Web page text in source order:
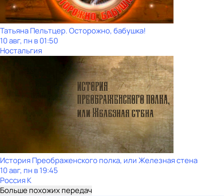
Татьяна Пельтцер. Осторожно, бабушка!
10 авг, пн в 01:50
Ностальгия
История Преображенского полка, или Железная стена
10 авг, пн в 19:45
Россия К
Больше похожих передач